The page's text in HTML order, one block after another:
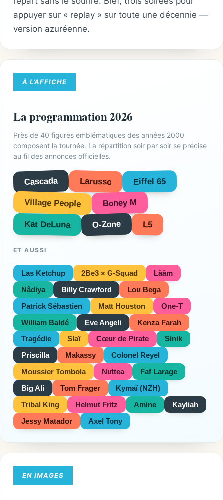
appuyer sur « replay » sur toute une décennie —
version azuréenne.
À L’AFFICHE
La programmation 2026
Près de 40 figures emblématiques des années 2000
composent la tournée. La répartition soir par soir se précise
au fil des annonces officielles.
Cascada Larusso Eiffel 65
Village People Boney M
Kat DeLuna O-Zone L5
ET AUSSI
Las Ketchup 2Be3 × G-Squad
Lââm
Nâdiya
Billy Crawford
Lou Bega
Patrick Sébastien
Matt Houston
One-T
William Baldé
Eve Angeli
Kenza Farah
Tragédie
Slaï Cœur de Pirate
Sinik
Priscilla
Makassy
Colonel Reyel
Moussier Tombola
Nuttea
Faf Larage
Big Ali
Tom Frager
Kymaï (NZH)
Tribal King
Helmut Fritz Amine
Kayliah
Jessy Matador
Axel Tony
EN IMAGES